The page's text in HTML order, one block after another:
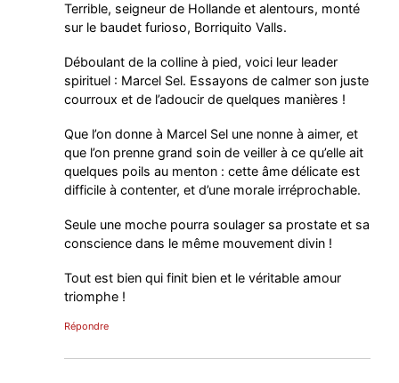
Terrible, seigneur de Hollande et alentours, monté
sur le baudet furioso, Borriquito Valls.
Déboulant de la colline à pied, voici leur leader
spirituel : Marcel Sel. Essayons de calmer son juste
courroux et de l’adoucir de quelques manières !
Que l’on donne à Marcel Sel une nonne à aimer, et
que l’on prenne grand soin de veiller à ce qu’elle ait
quelques poils au menton : cette âme délicate est
difficile à contenter, et d’une morale irréprochable.
Seule une moche pourra soulager sa prostate et sa
conscience dans le même mouvement divin !
Tout est bien qui finit bien et le véritable amour
triomphe !
Répondre